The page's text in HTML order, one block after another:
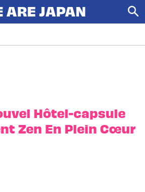
Hôtel-capsule
Zen En Plein Cœur